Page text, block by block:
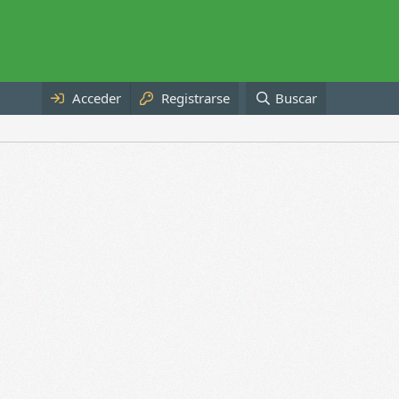
Acceder Registrarse Buscar